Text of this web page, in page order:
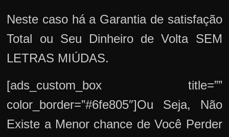
Neste caso há a Garantia de satisfação
Total ou Seu Dinheiro de Volta SEM
LETRAS MIÚDAS.
[ads_custom_box title=””
color_border=”#6fe805″]Ou Seja, Não
Existe a Menor chance de Você Perder